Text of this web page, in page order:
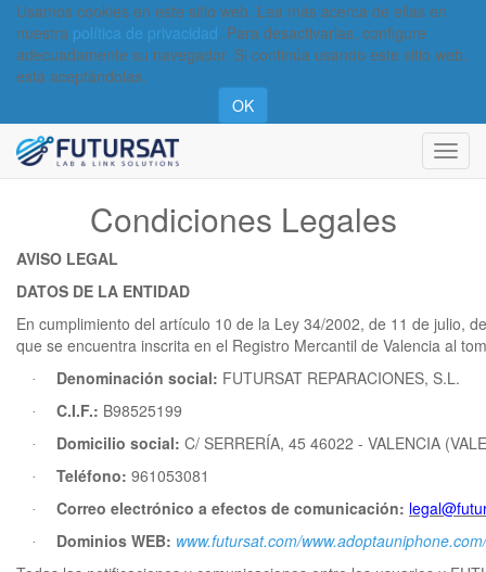
Usamos cookies en este sitio web. Lea más acerca de ellas en
nuestra política de privacidad. Para desactivarlas, configure
adecuadamente su navegador. Si continúa usando este sitio web,
está aceptándolas.
OK
Condiciones Legales
AVISO LEGAL
DATOS DE LA ENTIDAD
En cumplimiento del artículo 10 de la Ley 34/2002, de 11 de julio,
que se encuentra inscrita en el Registro Mercantil de Valencia al
· Denominación social: FUTURSAT REPARACIONES, S.L.
· C.I.F.: B98525199
· Domicilio social: C/ SERRERÍA, 45 46022 - VALENCIA
· Teléfono: 961053081
· Correo electrónico a efectos de comunicación:
· Dominios WEB: www.futursat.com/